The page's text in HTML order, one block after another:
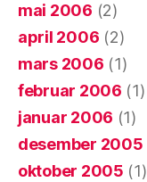
mai 2006 (2)
april 2006 (2)
mars 2006 (1)
februar 2006 (1)
januar 2006 (1)
desember 2005
oktober 2005 (1)